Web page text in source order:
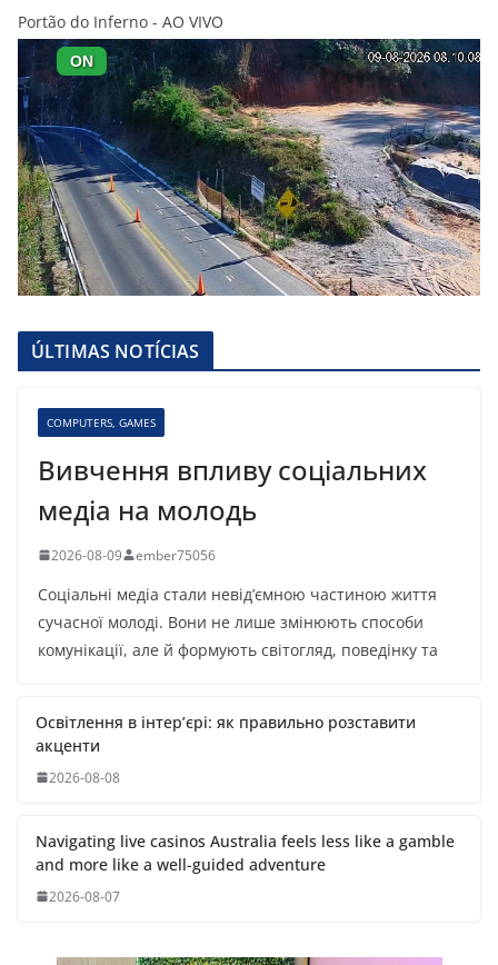
Portão do Inferno - AO VIVO
ÚLTIMAS NOTÍCIAS
COMPUTERS, GAMES
Вивчення впливу соціальних
медіа на молодь
2026-08-09 ember75056
Соціальні медіа стали невід’ємною частиною життя
сучасної молоді. Вони не лише змінюють способи
комунікації, але й формують світогляд, поведінку та
Освітлення в інтер’єрі: як правильно розставити
акценти
2026-08-08
Navigating live casinos Australia feels less like a gamble
and more like a well-guided adventure
2026-08-07